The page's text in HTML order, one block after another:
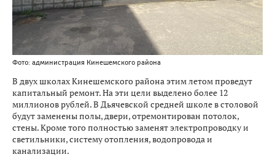
Фото: администрация Кинешемского района
В двух школах Кинешемского района этим летом проведут
капитальный ремонт. На эти цели выделено более 12
миллионов рублей. В Дьячевской средней школе в столовой
будут заменены полы, двери, отремонтирован потолок,
стены. Кроме того полностью заменят электропроводку и
светильники, систему отопления, водопровода и
канализации.